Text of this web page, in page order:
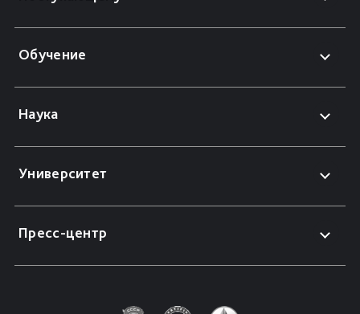
Обучение
Наука
Университет
Пресс-центр